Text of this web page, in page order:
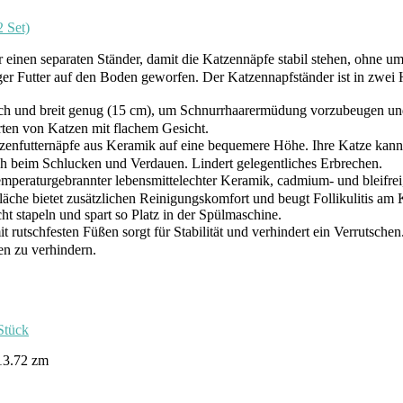
Set)
separaten Ständer, damit die Katzennäpfe stabil stehen, ohne
Futter auf den Boden geworfen. Der Katzennapfständer ist in zwei
breit genug (15 cm), um Schnurrhaarermüdung vorzubeugen
von Katzen mit flachem Gesicht.
aus Keramik auf eine bequemere Höhe. Ihre Katze
Schlucken und Verdauen. Lindert gelegentliches Erbrechen.
lebensmittelechter Keramik, cadmium- und
bietet zusätzlichen Reinigungskomfort und beugt Follikulitis
stapeln und spart so Platz in der Spülmaschine.
Füßen sorgt für Stabilität und verhindert ein
zu verhindern.
zm